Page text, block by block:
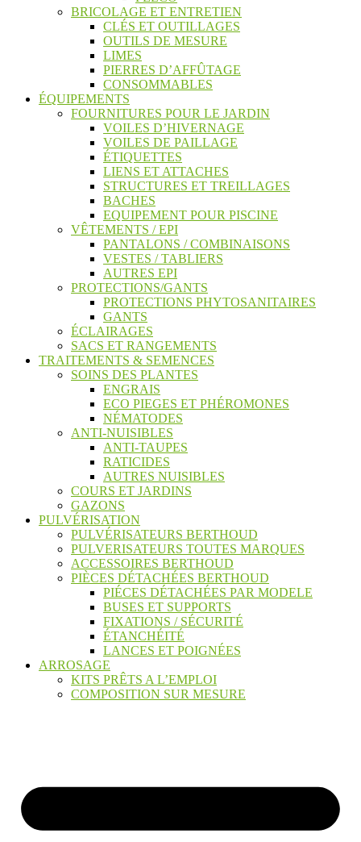
BRICOLAGE ET ENTRETIEN
CLÉS ET OUTILLAGES
OUTILS DE MESURE
LIMES
PIERRES D’AFFÛTAGE
CONSOMMABLES
ÉQUIPEMENTS
FOURNITURES POUR LE JARDIN
VOILES D’HIVERNAGE
VOILES DE PAILLAGE
ÉTIQUETTES
LIENS ET ATTACHES
STRUCTURES ET TREILLAGES
BACHES
EQUIPEMENT POUR PISCINE
VÊTEMENTS / EPI
PANTALONS / COMBINAISONS
VESTES / TABLIERS
AUTRES EPI
PROTECTIONS/GANTS
PROTECTIONS PHYTOSANITAIRES
GANTS
ÉCLAIRAGES
SACS ET RANGEMENTS
TRAITEMENTS & SEMENCES
SOINS DES PLANTES
ENGRAIS
ECO PIEGES ET PHÉROMONES
NÉMATODES
ANTI-NUISIBLES
ANTI-TAUPES
RATICIDES
AUTRES NUISIBLES
COURS ET JARDINS
GAZONS
PULVÉRISATION
PULVÉRISATEURS BERTHOUD
PULVERISATEURS TOUTES MARQUES
ACCESSOIRES BERTHOUD
PIÈCES DÉTACHÉES BERTHOUD
PIÉCES DÉTACHÉES PAR MODELE
BUSES ET SUPPORTS
FIXATIONS / SÉCURITÉ
ÉTANCHÉITÉ
LANCES ET POIGNÉES
ARROSAGE
KITS PRÊTS A L’EMPLOI
COMPOSITION SUR MESURE